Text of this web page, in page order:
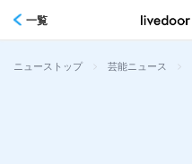
一覧
ニューストップ > 芸能ニュース >